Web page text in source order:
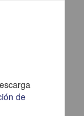
de